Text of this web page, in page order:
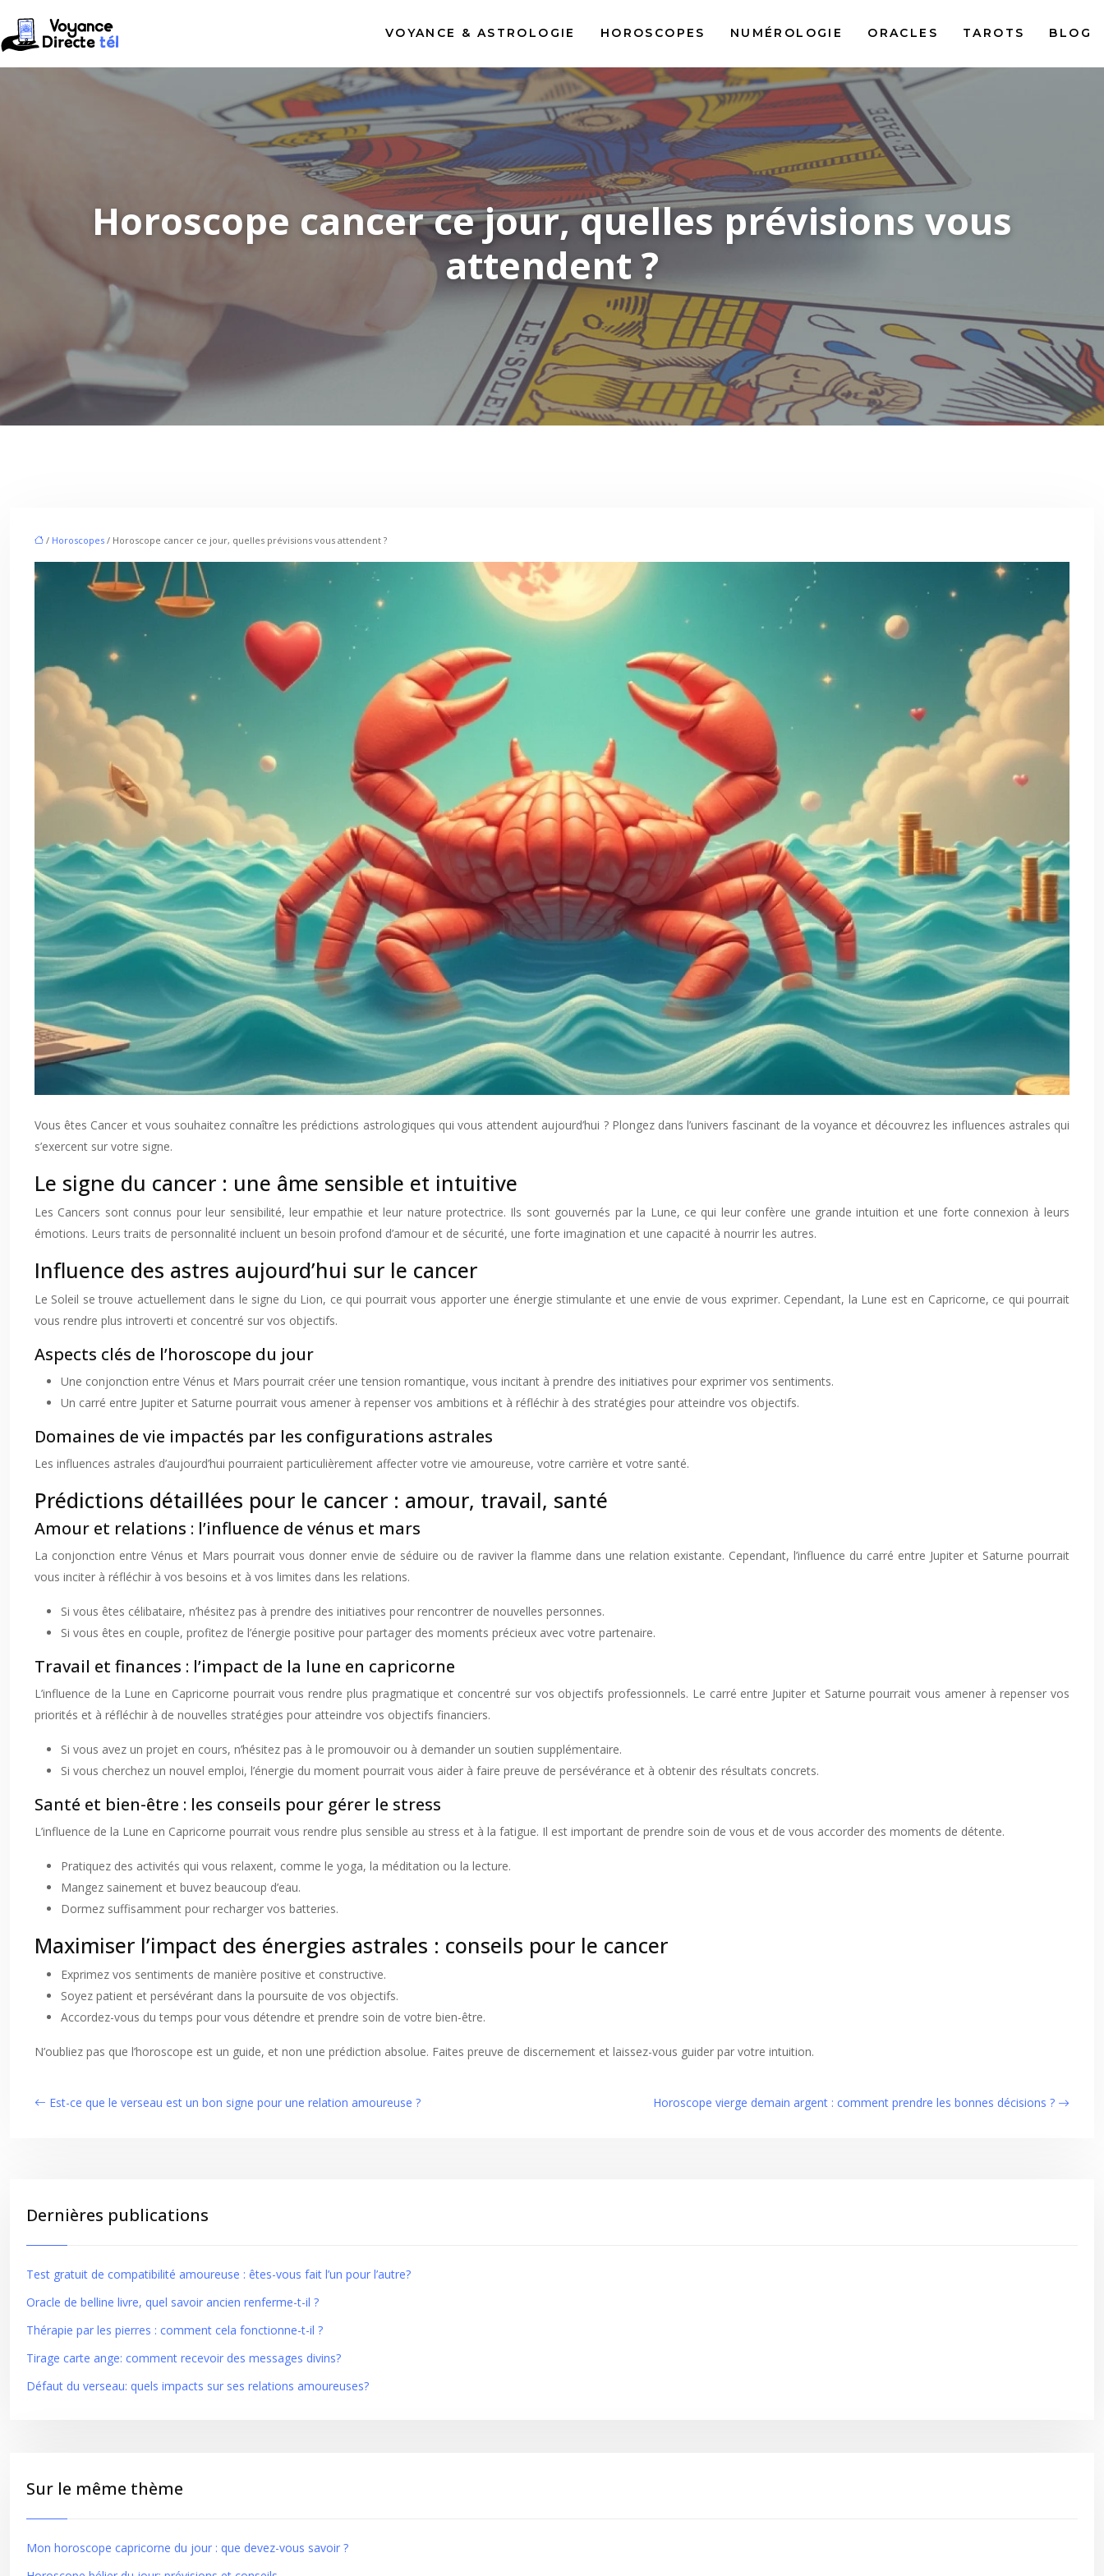
VOYANCE & ASTROLOGIE HOROSCOPES NUMÉROLOGIE ORACLES TAROTS BLOG
Horoscope cancer ce jour, quelles prévisions vous
attendent ?
/ Horoscopes / Horoscope cancer ce jour, quelles prévisions vous attendent ?
Vous êtes Cancer et vous souhaitez connaître les prédictions astrologiques qui vous attendent aujourd’hui ? Plongez dans l’univers fascinant de la voyance et découvrez les influences astrales qui
s’exercent sur votre signe.
Le signe du cancer : une âme sensible et intuitive
Les Cancers sont connus pour leur sensibilité, leur empathie et leur nature protectrice. Ils sont gouvernés par la Lune, ce qui leur confère une grande intuition et une forte connexion à leurs
émotions. Leurs traits de personnalité incluent un besoin profond d’amour et de sécurité, une forte imagination et une capacité à nourrir les autres.
Influence des astres aujourd’hui sur le cancer
Le Soleil se trouve actuellement dans le signe du Lion, ce qui pourrait vous apporter une énergie stimulante et une envie de vous exprimer. Cependant, la Lune est en Capricorne, ce qui pourrait
vous rendre plus introverti et concentré sur vos objectifs.
Aspects clés de l’horoscope du jour
Une conjonction entre Vénus et Mars pourrait créer une tension romantique, vous incitant à prendre des initiatives pour exprimer vos sentiments.
Un carré entre Jupiter et Saturne pourrait vous amener à repenser vos ambitions et à réfléchir à des stratégies pour atteindre vos objectifs.
Domaines de vie impactés par les configurations astrales
Les influences astrales d’aujourd’hui pourraient particulièrement affecter votre vie amoureuse, votre carrière et votre santé.
Prédictions détaillées pour le cancer : amour, travail, santé
Amour et relations : l’influence de vénus et mars
La conjonction entre Vénus et Mars pourrait vous donner envie de séduire ou de raviver la flamme dans une relation existante. Cependant, l’influence du carré entre Jupiter et Saturne pourrait
vous inciter à réfléchir à vos besoins et à vos limites dans les relations.
Si vous êtes célibataire, n’hésitez pas à prendre des initiatives pour rencontrer de nouvelles personnes.
Si vous êtes en couple, profitez de l’énergie positive pour partager des moments précieux avec votre partenaire.
Travail et finances : l’impact de la lune en capricorne
L’influence de la Lune en Capricorne pourrait vous rendre plus pragmatique et concentré sur vos objectifs professionnels. Le carré entre Jupiter et Saturne pourrait vous amener à repenser vos
priorités et à réfléchir à de nouvelles stratégies pour atteindre vos objectifs financiers.
Si vous avez un projet en cours, n’hésitez pas à le promouvoir ou à demander un soutien supplémentaire.
Si vous cherchez un nouvel emploi, l’énergie du moment pourrait vous aider à faire preuve de persévérance et à obtenir des résultats concrets.
Santé et bien-être : les conseils pour gérer le stress
L’influence de la Lune en Capricorne pourrait vous rendre plus sensible au stress et à la fatigue. Il est important de prendre soin de vous et de vous accorder des moments de détente.
Pratiquez des activités qui vous relaxent, comme le yoga, la méditation ou la lecture.
Mangez sainement et buvez beaucoup d’eau.
Dormez suffisamment pour recharger vos batteries.
Maximiser l’impact des énergies astrales : conseils pour le cancer
Exprimez vos sentiments de manière positive et constructive.
Soyez patient et persévérant dans la poursuite de vos objectifs.
Accordez-vous du temps pour vous détendre et prendre soin de votre bien-être.
N’oubliez pas que l’horoscope est un guide, et non une prédiction absolue. Faites preuve de discernement et laissez-vous guider par votre intuition.
Est-ce que le verseau est un bon signe pour une relation amoureuse ? Horoscope vierge demain argent : comment prendre les bonnes décisions ?
Dernières publications
Test gratuit de compatibilité amoureuse : êtes-vous fait l’un pour l’autre?
Oracle de belline livre, quel savoir ancien renferme-t-il ?
Thérapie par les pierres : comment cela fonctionne-t-il ?
Tirage carte ange: comment recevoir des messages divins?
Défaut du verseau: quels impacts sur ses relations amoureuses?
Sur le même thème
Mon horoscope capricorne du jour : que devez-vous savoir ?